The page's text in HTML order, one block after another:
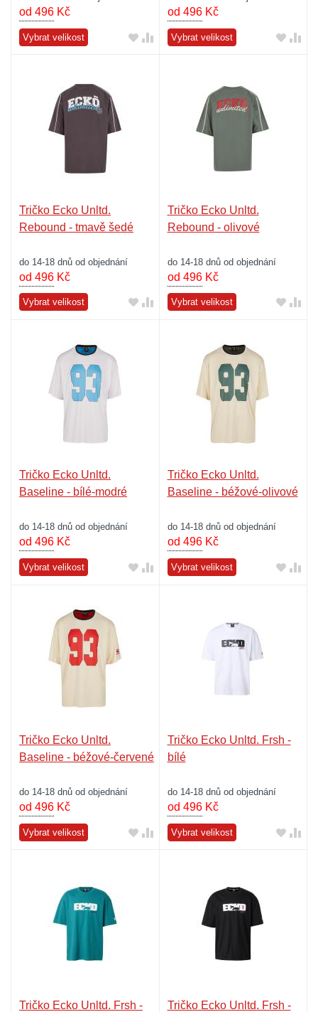
od 496 Kč
Vybrat velikost
od 496Kč
Vybrat velikost
Tričko Ecko Unltd.
Rebound - tmavě šedé
do 14-18 dnů od objednání
od 496 Kč
Vybrat velikost
Tričko Ecko Unltd.
Rebound - olivové
do 14-18 dnů od objednání
od 496Kč
Vybrat velikost
Tričko Ecko Unltd.
Baseline - bílé-modré
do 14-18 dnů od objednání
od 496 Kč
Vybrat velikost
Tričko Ecko Unltd.
Baseline - béžové-olivové
do 14-18 dnů od objednání
od 496Kč
Vybrat velikost
Tričko Ecko Unltd.
Baseline - béžové-červené
do 14-18 dnů od objednání
od 496 Kč
Vybrat velikost
Tričko Ecko Unltd. Frsh -
bílé
do 14-18 dnů od objednání
od 496Kč
Vybrat velikost
Tričko Ecko Unltd. Frsh -
Tričko Ecko Unltd. Frsh -